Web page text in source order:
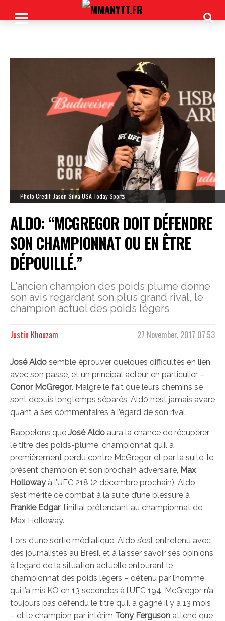
Photo Credit: Jason Silva USA Today Sports
ALDO: “MCGREGOR DOIT DÉFENDRE
SON CHAMPIONNAT OU EN ÊTRE
DÉPOUILLÉ.”
L'ancien champion des poids plume donne
son avis regardant son plus grand rival, le
champion actuel des poids légers
27 November, 2017 07:53
Justin Khouzam
José Aldo semble éprouver quelques difficultés en lien
avec son passé, et un principal acteur en particulier –
Conor McGregor. Malgré le fait que leurs chemins se
sont depuis longtemps séparés, Ald0 n’est jamais avare
quant à ses commentaires à l’égard de son rival.
Rappelons que José Aldo aura la chance de récupérer
le titre des poids-plume, championnat qu’il a
premièrement perdu contre McGregor, et par la suite, le
présent champion et son prochain adversaire, Max
Holloway à l’UFC 218 (2 décembre prochain). Aldo
s’est mérité ce combat à la suite d’une blessure à
Frankie Edgar, l’initial prétendant au championnat de
Max Holloway.
Lors d’une sortie médiatique, Aldo s’est entretenu avec
des journalistes au Brésil et à laisser savoir ses opinions
à l’égard de la situation actuelle entourant le
championnat des poids légers – détenu par l’homme
qui l’a mis KO en 13 secondes à l’UFC 194. McGregor n’a
toujours pas défendu le titre qu’il a gagné il y a 13 mois
– et le champion par intérim Tony Ferguson attend que